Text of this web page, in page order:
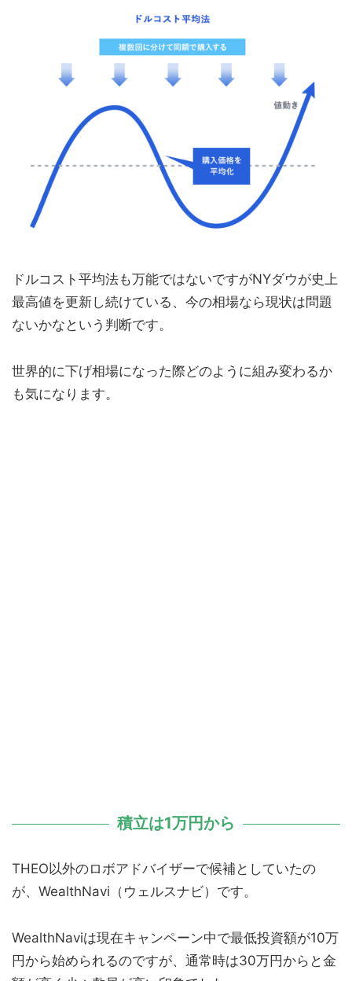
ドルコスト平均法も万能ではないですがNYダウが史上
最高値を更新し続けている、今の相場なら現状は問題
ないかなという判断です。
世界的に下げ相場になった際どのように組み変わるか
も気になります。
積立は1万円から
THEO以外のロボアドバイザーで候補としていたの
が、WealthNavi（ウェルスナビ）です。
WealthNaviは現在キャンペーン中で最低投資額が10万
円から始められるのですが、通常時は30万円からと金